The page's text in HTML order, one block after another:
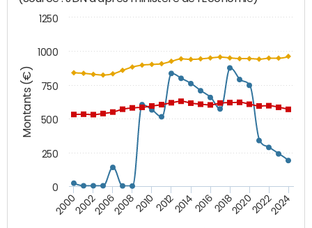
Montants (€)
200020022006200820102012201420162018202020222024
0
250
500
750
1000
1250